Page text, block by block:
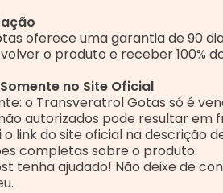
oferece uma garantia de 90
o produto e receber 100%
no Site Oficial
o Transveratrol Gotas só é
autorizados pode resultar em
o link do site oficial na descrição
completas sobre o produto.
tenha ajudado! Não deixe de